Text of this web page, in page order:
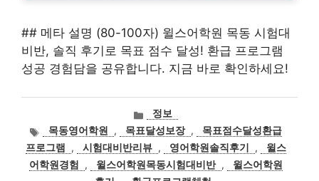
## 메타 설명 (80-100자) 윌스어학원 목동 시험대
비반, 솔직 후기로 목표 점수 달성! 환급 프로그램
성공 경험담을 공유합니다. 지금 바로 확인하세요!
카
테
고
리
정보
태
그
목동영어학원 , 목표달성보장 ,
목표점수달성환급
프로그램
, 시험대비반리뷰 , 영어학원솔직후기 ,
윌스
어학원경험
, 윌스어학원목동시험대비반 ,
윌스어학원